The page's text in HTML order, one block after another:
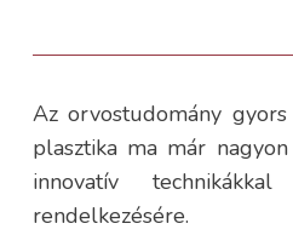
Az orvostudomány
plasztika ma már
innovatív
rendelkezésére.